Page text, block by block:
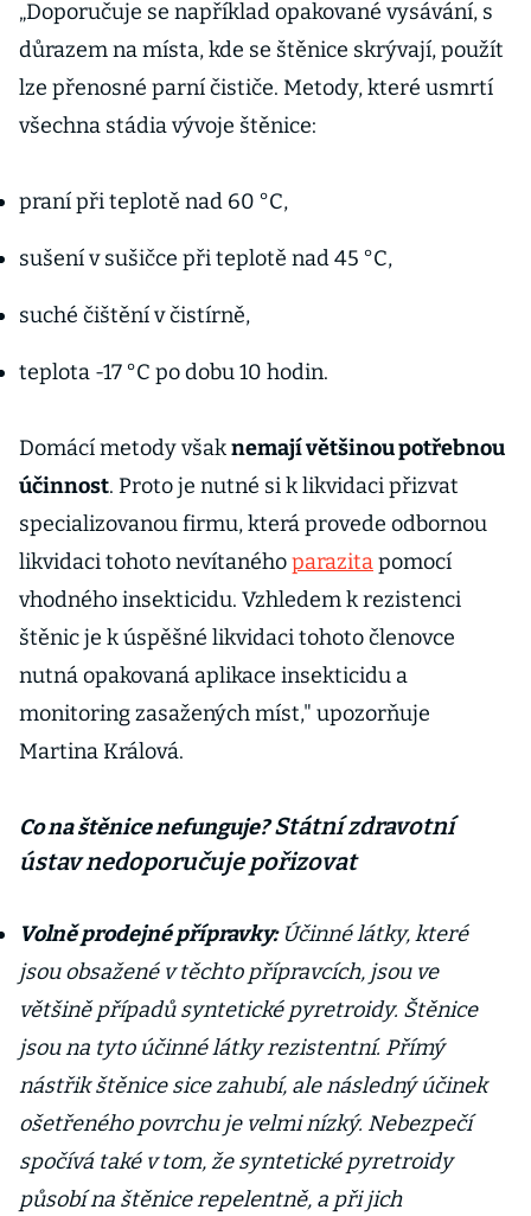
„Doporučuje se například opakované vysávání, s
důrazem na místa, kde se štěnice skrývají, použít
lze přenosné parní čističe. Metody, které usmrtí
všechna stádia vývoje štěnice:
praní při teplotě nad 60 °C,
sušení v sušičce při teplotě nad 45 °C,
suché čištění v čistírně,
teplota -17 °C po dobu 10 hodin.
Domácí metody všaknemají většinou potřebnou
účinnost. Proto je nutné si k likvidaci přizvat
specializovanou firmu, která provede odbornou
likvidaci tohoto nevítanéhoparazitapomocí
vhodného insekticidu. Vzhledem k rezistenci
štěnic je k úspěšné likvidaci tohoto členovce
nutná opakovaná aplikace insekticidu a
monitoring zasažených míst," upozorňuje
Martina Králová.
Co na štěnice nefunguje?Státní zdravotní
ústav nedoporučuje pořizovat
Volně prodejné přípravky:Účinné látky, které
jsou obsažené v těchto přípravcích, jsou ve
většině případů syntetické pyretroidy. Štěnice
jsou na tyto účinné látky rezistentní. Přímý
nástřik štěnice sice zahubí, ale následný účinek
ošetřeného povrchu je velmi nízký. Nebezpečí
spočívá také v tom, že syntetické pyretroidy
působí na štěnice repelentně, a při jich